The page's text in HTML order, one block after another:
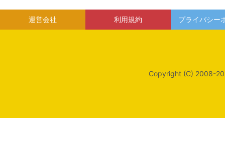
運営会社 利用規約 プライバシー
Copyright (C) 2008-